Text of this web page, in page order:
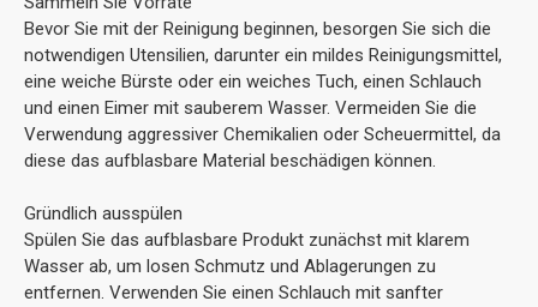
Bevor Sie mit der Reinigung beginnen, besorgen Sie sich die
notwendigen Utensilien, darunter ein mildes Reinigungsmittel,
eine weiche Bürste oder ein weiches Tuch, einen Schlauch
und einen Eimer mit sauberem Wasser. Vermeiden Sie die
Verwendung aggressiver Chemikalien oder Scheuermittel, da
diese das aufblasbare Material beschädigen können.
Gründlich ausspülen
Spülen Sie das aufblasbare Produkt zunächst mit klarem
Wasser ab, um losen Schmutz und Ablagerungen zu
entfernen. Verwenden Sie einen Schlauch mit sanfter